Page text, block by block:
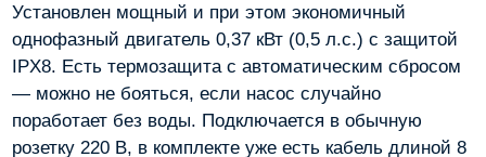
Установлен мощный и при этом экономичный
однофазный двигатель 0,37 кВт (0,5 л.с.) с защитой
IPX8. Есть термозащита с автоматическим сбросом
— можно не бояться, если насос случайно
поработает без воды. Подключается в обычную
розетку 220 В, в комплекте уже есть кабель длиной 8